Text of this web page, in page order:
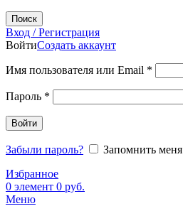
Поиск
Вход / Регистрация
ВойтиСоздать аккаунт
Имя пользователя или Email *
Пароль *
Войти
Забыли пароль?
Запомнить меня
Избранное
0 элемент 0 руб.
Меню